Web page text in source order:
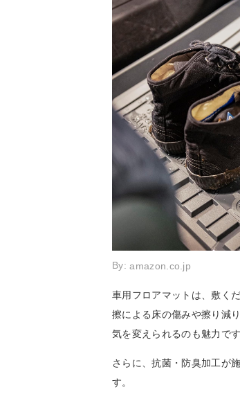
By:amazon.co.jp
車用フロアマットは、敷く
擦による床の傷みや擦り減
気を変えられるのも魅力です
さらに、抗菌・防臭加工が
す。